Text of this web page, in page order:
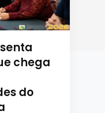
chega
do